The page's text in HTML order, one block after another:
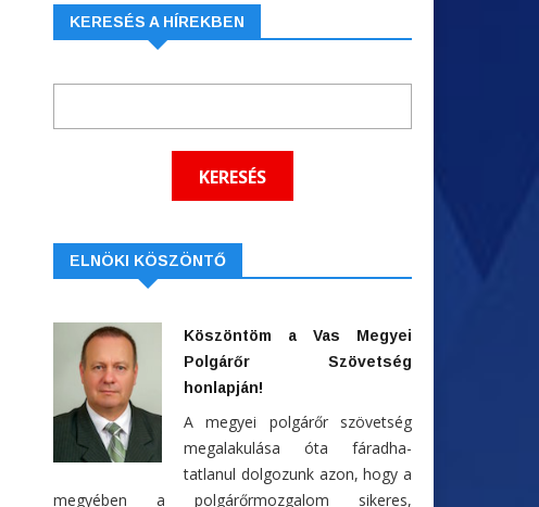
KERESÉS A HÍREKBEN
ELNÖKI KÖSZÖNTŐ
Köszöntöm a Vas Megyei
Polgárőr Szövetség
honlapján!
A megyei polgárőr szövetség
megalakulása óta fáradha-
tatlanul dolgozunk azon, hogy a
megyében a polgárőrmozgalom sikeres,